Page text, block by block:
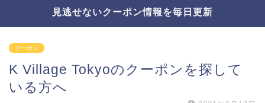
見逃せないクーポン情報を毎日更新
クーポン
K Village Tokyoのクーポンを探して
いる方へ